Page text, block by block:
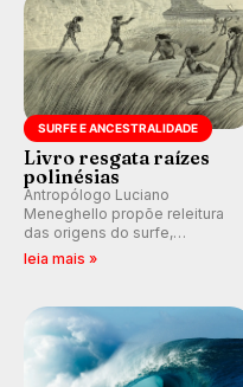
SURFE E ANCESTRALIDADE
Livro resgata raízes
polinésias
Antropólogo Luciano
Meneghello propõe releitura
das origens do surfe,
resgatando a cultura polinésia
prática em esporte e indústria.
leia mais »